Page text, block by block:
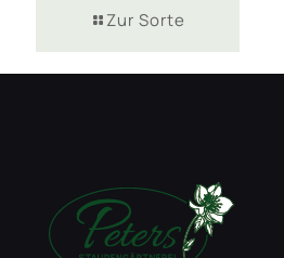
Zur Sorte